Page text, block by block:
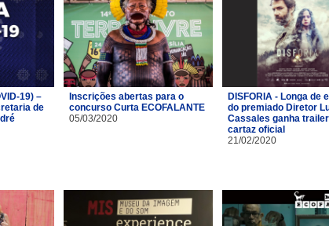
19) –
de
Inscrições abertas para o
concurso Curta ECOFALANTE
05/03/2020
DISFORIA - Longa de
do premiado Diretor
Cassales ganha
cartaz oficial
21/02/2020